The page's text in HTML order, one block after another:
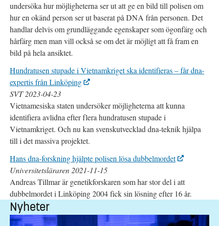
undersöka hur möjligheterna ser ut att ge en bild till polisen om
hur en okänd person ser ut baserat på DNA från personen. Det
handlar delvis om grundläggande egenskaper som ögonfärg och
hårfärg men man vill också se om det är möjligt att få fram en
bild på hela ansiktet.
Hundratusen stupade i Vietnamkriget ska identifieras – får dna-
expertis från Linköping
SVT 2023-04-23
Vietnamesiska staten undersöker möjligheterna att kunna
identifiera avlidna efter flera hundratusen stupade i
Vietnamkriget. Och nu kan svenskutvecklad dna-teknik hjälpa
till i det massiva projektet.
Hans dna-forskning hjälpte polisen lösa dubbelmordet
Universitetsläraren 2021-11-15
Andreas Tillmar är genetikforskaren som har stor del i att
dubbelmordet i Linköping 2004 fick sin lösning efter 16 år.
Nyheter